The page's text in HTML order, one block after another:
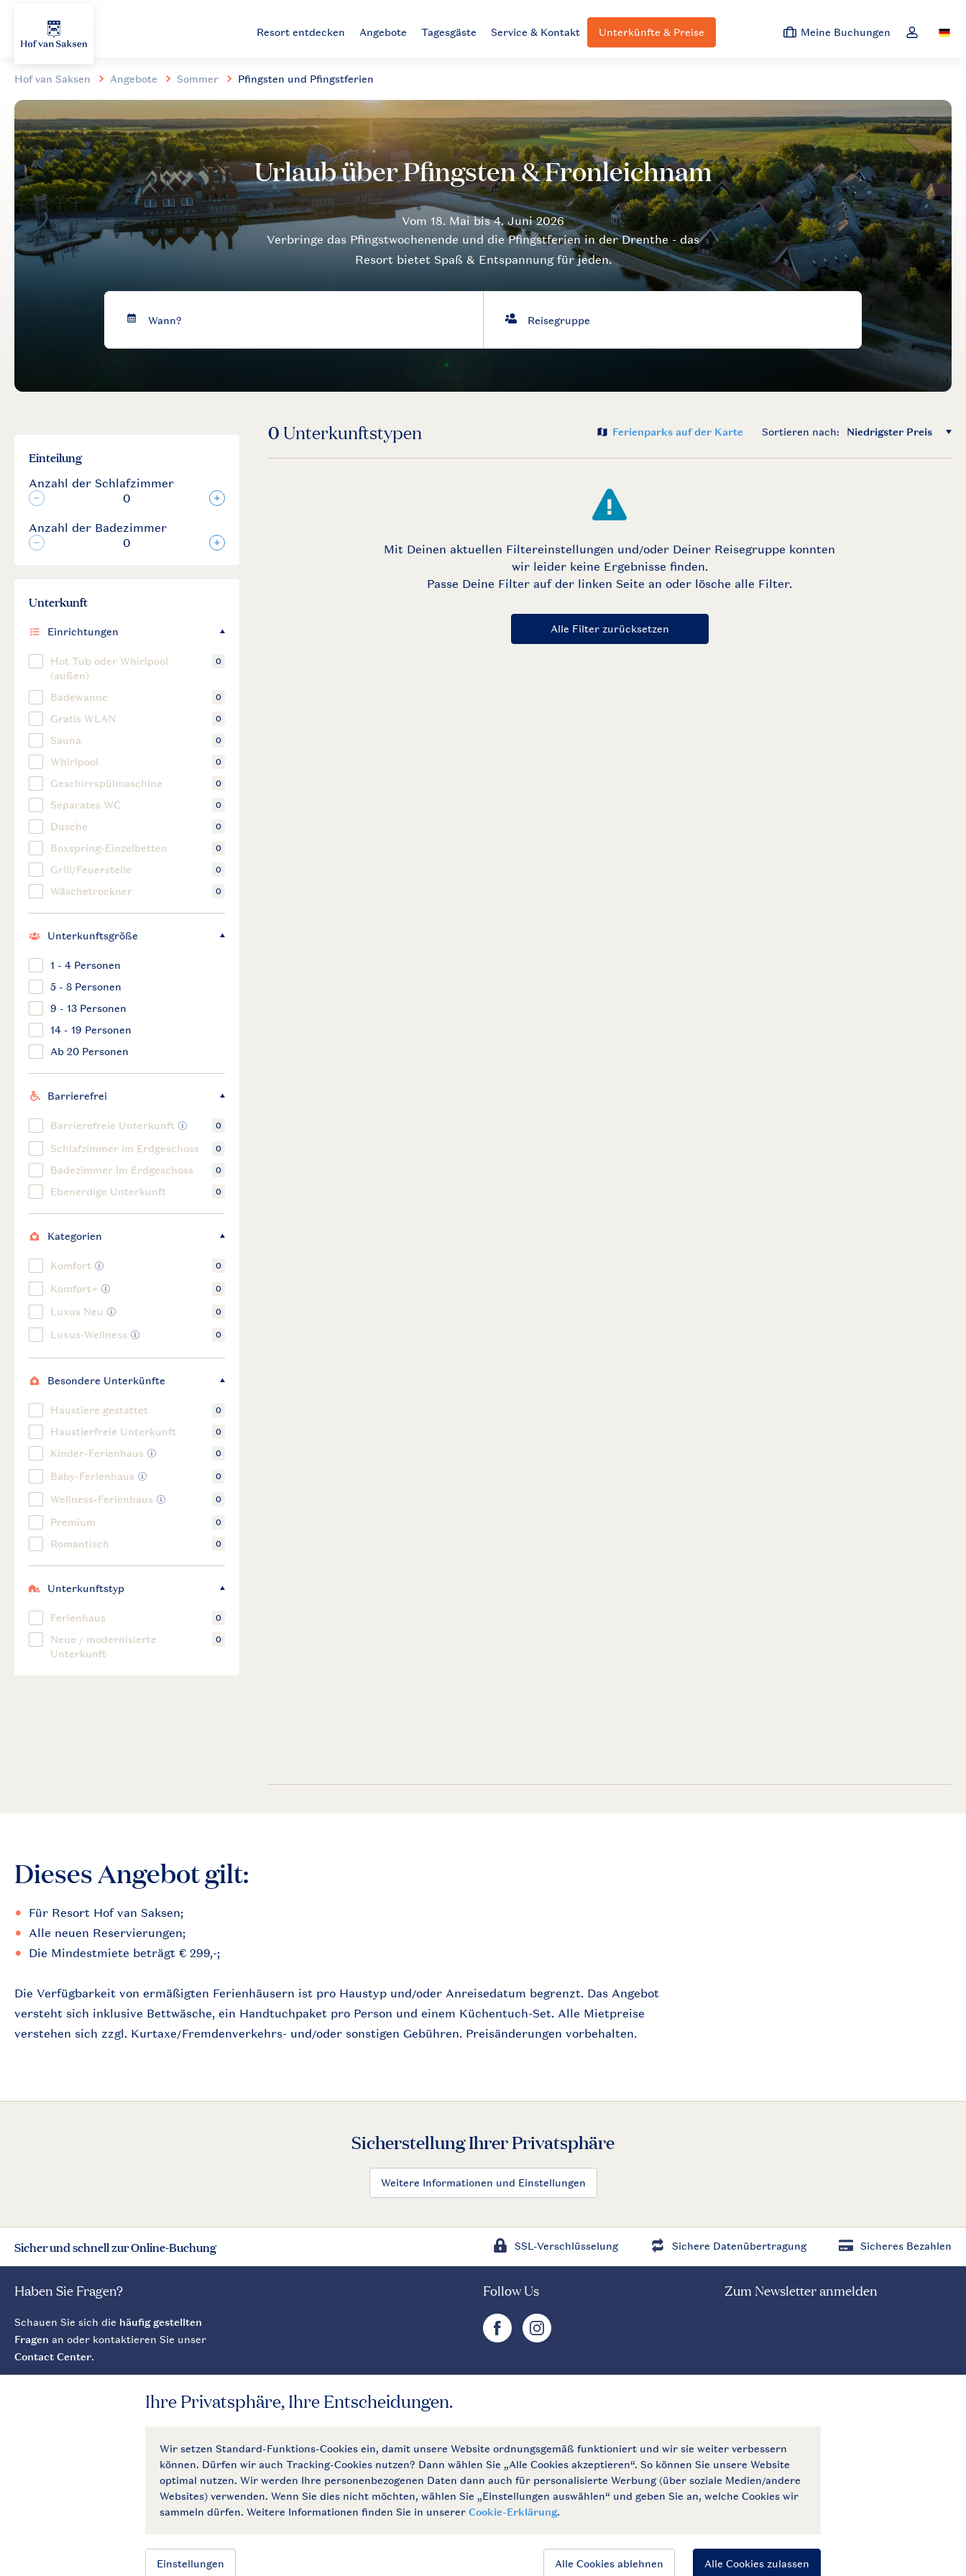
Resort entdecken Angebote Tagesgäste Service & Kontakt Unterkünfte & Preise Meine Buchungen Dropdown-
Hof van Saksen Angebote Sommer Pfingsten und Pfingstferien
Verbringe das Pfingstwochenende und die Pfingstferien in der Drenthe - das
Resort bietet Spaß & Entspannung für jeden.
Ferienparks auf der Karte Sortieren nach:
Dieses Angebot gilt:
Für Resort Hof van Saksen;
Alle neuen Reservierungen;
Die Mindestmiete beträgt € 299,-;
Die Verfügbarkeit von ermäßigten Ferienhäusern ist pro Haustyp und/oder Anreisedatum begrenzt. Das Angebot
versteht sich inklusive Bettwäsche, ein Handtuchpaket pro Person und einem Küchentuch-Set. Alle Mietpreise
verstehen sich zzgl. Kurtaxe/Fremdenverkehrs- und/oder sonstigen Gebühren. Preisänderungen vorbehalten.
Sicherstellung Ihrer Privatsphäre
Weitere Informationen und Einstellungen
Sicher und schnell zur Online-Buchung SSL-Verschlüsselung Sichere Datenübertragung Sicheres Bezahlen
Haben Sie Fragen?
Schauen Sie sich die häufig gestellten
Fragen an oder kontaktieren Sie unser
Contact Center.
Follow Us
facebookinstagram
Zum Newsletter anmelden
Newsletter
Jobs
Partnerprogramm
Presse
Landal Camping